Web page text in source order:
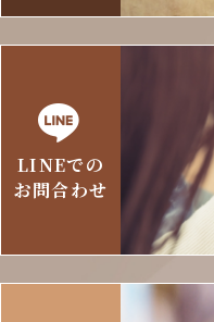
LINEでの
お問合わせ